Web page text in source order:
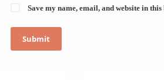
Save my name, email, and website in
Submit